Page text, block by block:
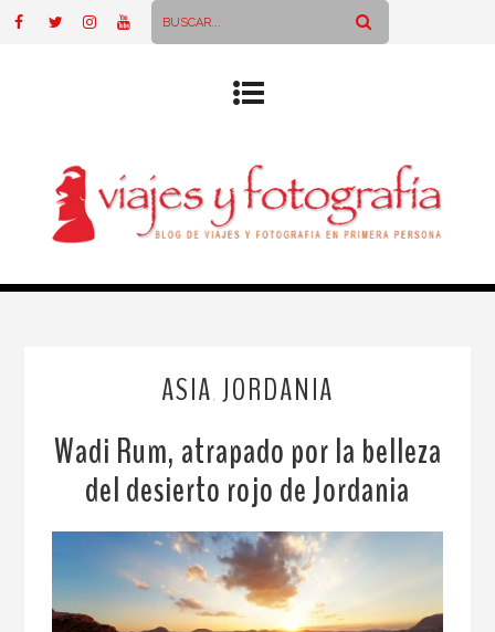
ASIA JORDANIA
Wadi Rum, atrapado por la belleza
del desierto rojo de Jordania